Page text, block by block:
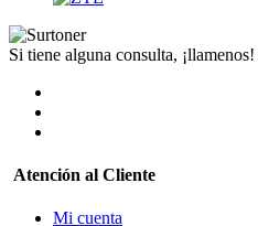
Si tiene alguna consulta, ¡llamenos!
Atención al Cliente
Mi cuenta